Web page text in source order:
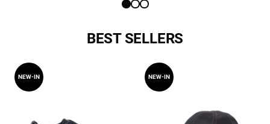
BEST SELLERS
NEW-IN NEW-IN